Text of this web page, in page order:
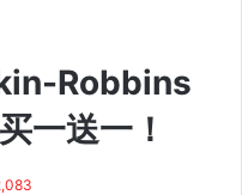
Robbins
一送一！